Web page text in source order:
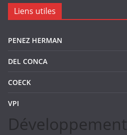
Liens utiles
PENEZ HERMAN
DEL CONCA
COECK
VPI
Développement